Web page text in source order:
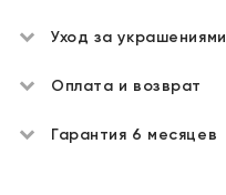
Уход за украшениями
Оплата и возврат
Гарантия 6 месяцев